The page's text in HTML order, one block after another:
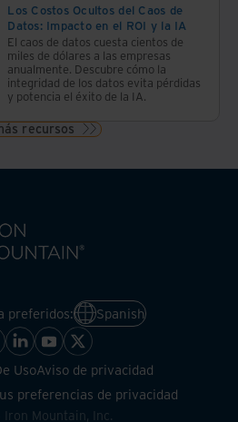
Los Costos Ocultos del Caos de
Datos: Impacto en el ROI y la IA
El caos de datos cuesta cientos de
miles de dólares a las empresas
anualmente. Descubre cómo la
integridad de los datos evita pérdidas
y potencia el éxito de la IA.
recursos
preferidos: Spanish
UsoAviso de privacidad
preferencias de privacidad
Iron Mountain, Inc.